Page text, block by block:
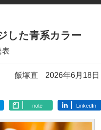
した青系カラー
表
飯塚直 2026年6月18
note LinkedIn